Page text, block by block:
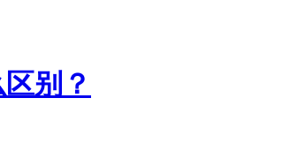
别？